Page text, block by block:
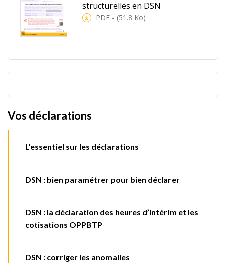
structurelles en DSN
PDF - (51.8 Ko)
Vos déclarations
L’essentiel sur les déclarations
DSN : bien paramétrer pour bien déclarer
DSN : la déclaration des heures d’intérim et les
cotisations OPPBTP
DSN : corriger les anomalies